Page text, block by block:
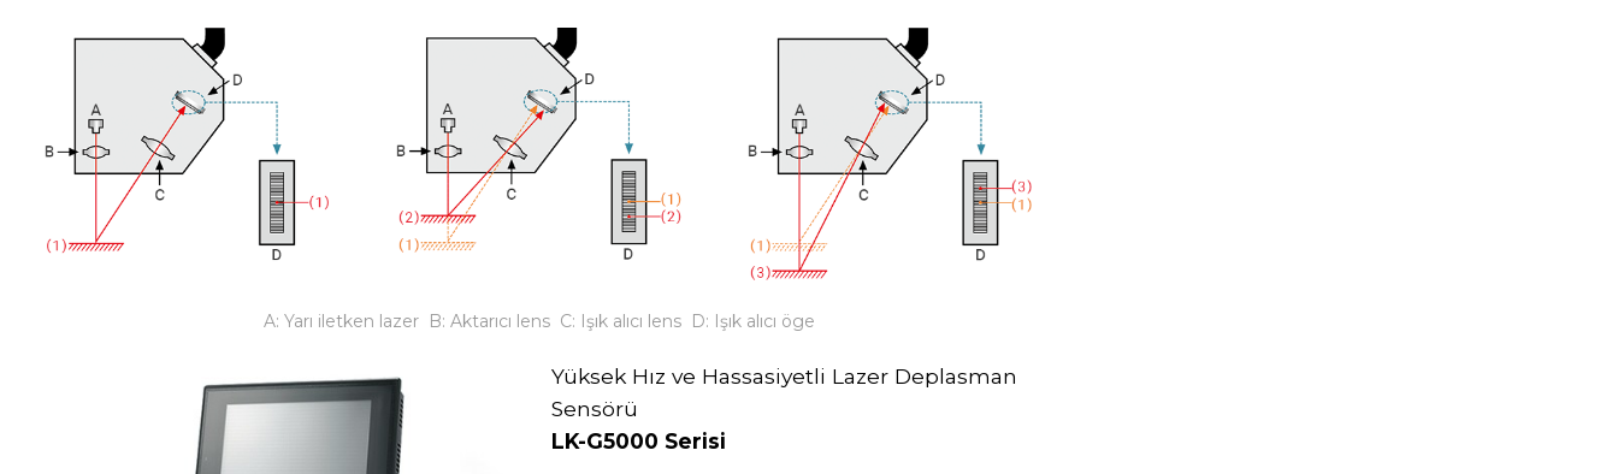
A: Yarı iletken lazer B: Aktarıcı lens C: Işık alıcı lens D: Işık alıcı öge
Yüksek Hız ve Hassasiyetli Lazer Deplasman
Sensörü
LK-G5000 Serisi